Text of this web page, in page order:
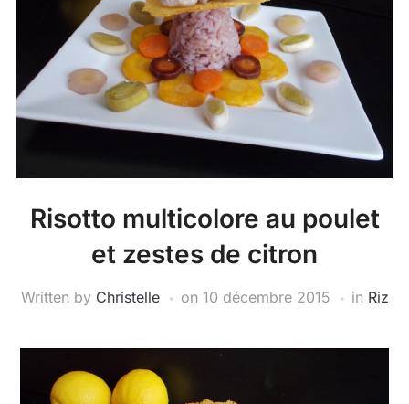
Risotto multicolore au poulet
et zestes de citron
Written by Christelle on 10 décembre 2015 in Riz